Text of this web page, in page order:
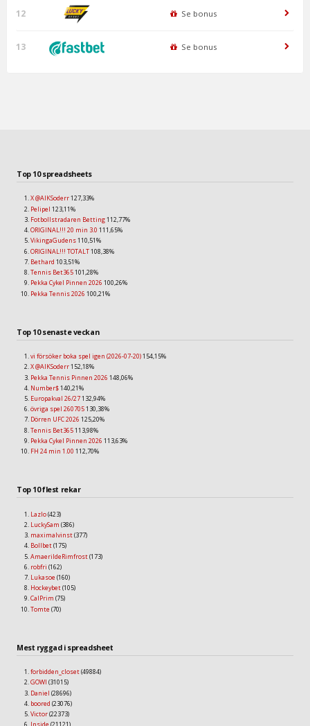
12 Se bonus
13 Se bonus
Top 10 spreadsheets
X @AIKSoderr127,33%
Pelipel 123,11%
Fotbollstradaren Betting112,77%
ORIGINAL!!! 20 min 3.0 111,65%
VikingaGudens110,51%
ORIGINAL!!! TOTALT108,38%
Bethard 103,51%
Tennis Bet365101,28%
Pekka Cykel Pinnen 2026 100,26%
Pekka Tennis 2026 100,21%
Top 10 senaste veckan
vi försöker boka spel igen (2026-07-20)154,15%
X @AIKSoderr152,18%
Pekka Tennis Pinnen 2026 148,06%
Number$140,21%
Europakval 26/27132,94%
övriga spel 260705130,38%
Dörren UFC 2026 125,20%
Tennis Bet365113,98%
Pekka Cykel Pinnen 2026 113,63%
FH 24 min 1.00 112,70%
Top 10 flest rekar
Lazlo(423)
LuckySam (386)
maximalvinst(377)
Bollbet(175)
AmaerildeRimfrost(173)
robfri (162)
Lukasoe (160)
Hockeybet(105)
CalPrim (75)
Tomte (70)
Mest ryggad i spreadsheet
forbidden_closet(49884)
GOWI (31015)
Daniel (28696)
boored (23076)
Victor(22373)